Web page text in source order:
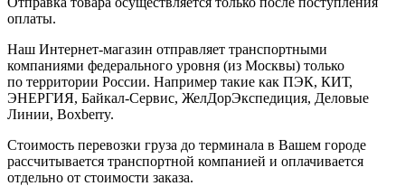
оплаты.
Наш Интернет-магазин отправляет транспортными
компаниями федерального уровня (из Москвы) только
по территории России. Например такие как ПЭК, КИТ,
ЭНЕРГИЯ, Байкал-Сервис, ЖелДорЭкспедиция, Деловые
Линии, Boxberry.
Стоимость перевозки груза до терминала в Вашем городе
рассчитывается транспортной компанией и оплачивается
отдельно от стоимости заказа.